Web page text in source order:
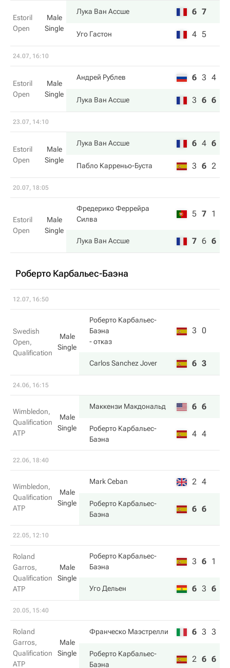
Estoril
Open
Male
Single
Лука Ван Ассше 6 7
Уго Гастон 4 5
24.07, 16:10
Estoril
Open
Male
Single
Андрей Рублев 6 3 4
Лука Ван Ассше 3 6 6
23.07, 14:10
Estoril
Open
Male
Single
Лука Ван Ассше 6 4 6
Пабло Карреньо-Буста 3 6 2
20.07, 18:05
Estoril
Open
Male
Single
Фредерико Феррейра
Силва
5 7 1
Лука Ван Ассше 7 6 6
Роберто Карбальес-Баэна
12.07, 16:50
Swedish
Open,
Qualification
Male
Single
Роберто Карбальес-
Баэна
- отказ
3 0
Carlos Sanchez Jover 6 3
24.06, 16:15
Wimbledon,
Qualification
ATP
Male
Single
Маккензи Макдональд 6 6
Роберто Карбальес-
Баэна
4 4
22.06, 18:40
Wimbledon,
Qualification
ATP
Male
Single
Mark Ceban 2 4
Роберто Карбальес-
Баэна
6 6
22.05, 12:10
Roland
Garros,
Qualification
ATP
Male
Single
Роберто Карбальес-
Баэна
3 6 1
Уго Дельен 6 3 6
20.05, 15:40
Roland
Garros,
Qualification
ATP
Male
Single
Франческо Маэстрелли 6 3 3
Роберто Карбальес-
Баэна
2 6 6